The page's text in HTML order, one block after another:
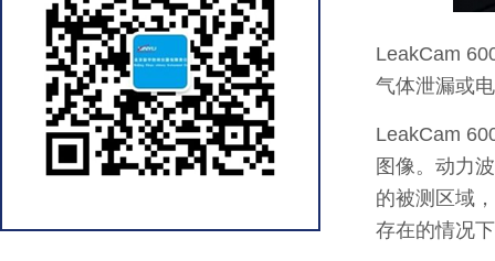
LeakCam
气体泄漏或
LeakCam
图像。动力
的被测区域
存在的情况